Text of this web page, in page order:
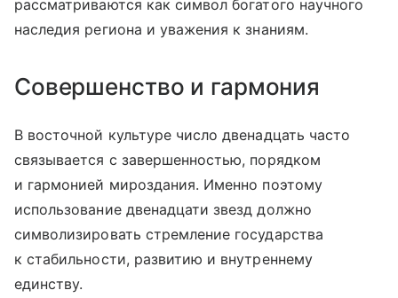
рассматриваются как символ богатого научного
наследия региона и уважения к знаниям.
Совершенство и гармония
В восточной культуре число двенадцать часто
связывается с завершенностью, порядком
и гармонией мироздания. Именно поэтому
использование двенадцати звезд должно
символизировать стремление государства
к стабильности, развитию и внутреннему
единству.